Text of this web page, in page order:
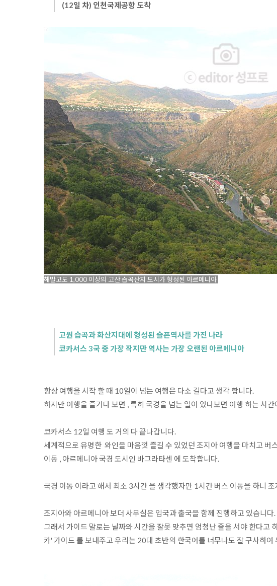
  (12일 차) 인천국제공항 도착
해발고도 1,000 이상의 고산 습곡산지 도시가 형성된 아르메니아
고원 습곡과 화산지대에 형성된 슬픈역사를 가진 나라
코카서스 3국 중 가장 작지만 역사는 가장 오랜된 아르메니아
항상 여행을 시작 할 때 10일이 넘는 여행은 다소 길다고 생각 합니다.
하지만 여행을 즐기다 보면 , 특히 국경을 넘는 일이 있다보면 여행 하는 시
코카서스 12일 여행 도 거의 다 끝나갑니다.
세계적으로 유명한  와인을 마음껏 즐길 수 있었던 조지아 여행을 마치고 버
이동 , 아르메니아 국경 도시인 바그라타센 에 도착합니다.
국경 이동 이라고 해서 최소 3시간 을 생각했자만 1시간 버스 이동을 하니
조지아와 아르메니아 보더 사무실은 입국과 출국을 함께 진행하고 있습니다.
그래서 가이드 말로는 날짜와 시간을 잘못 맞추면 엄청난 줄을 서야 한다고
카' 가이드 를 보내주고 우리는 20대 초반의 한국어를 너무나도 잘 구사하